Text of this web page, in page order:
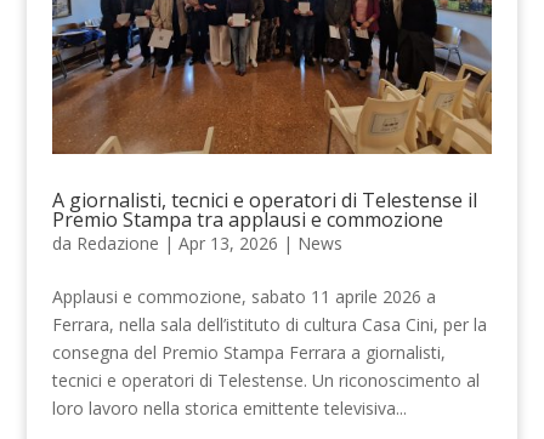
A giornalisti, tecnici e operatori di Telestense il
Premio Stampa tra applausi e commozione
da Redazione | Apr 13, 2026 | News
Applausi e commozione, sabato 11 aprile 2026 a
Ferrara, nella sala dell’istituto di cultura Casa Cini, per la
consegna del Premio Stampa Ferrara a giornalisti,
tecnici e operatori di Telestense. Un riconoscimento al
loro lavoro nella storica emittente televisiva...